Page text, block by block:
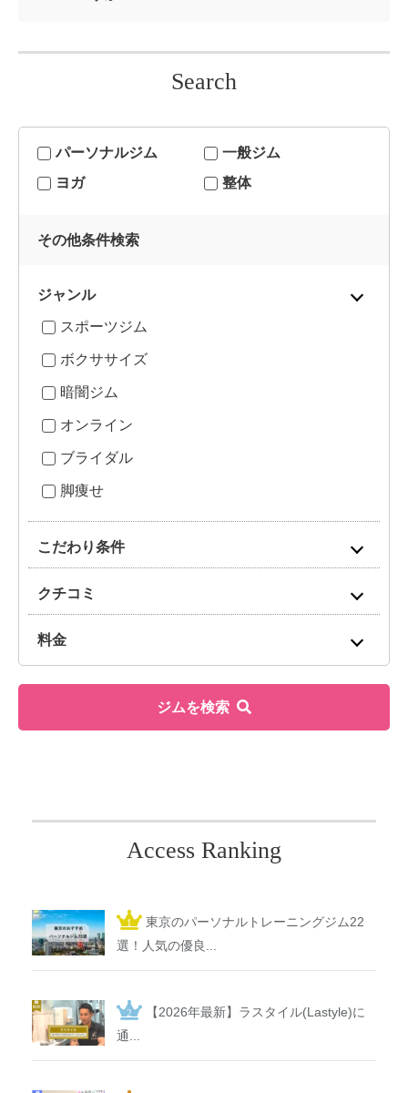
Search
パーソナルジム
一般ジム
ヨガ
整体
その他条件検索
ジャンル
スポーツジム
ボクササイズ
暗闇ジム
オンライン
ブライダル
脚痩せ
こだわり条件
クチコミ
料金
ジムを検索
Access Ranking
東京のパーソナルトレーニングジム22
選！人気の優良...
【2026年最新】ラスタイル(Lastyle)に
通...